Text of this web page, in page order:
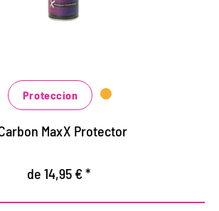
contra la suciedad
necesita aplicarse con menos
Proteccion
MaxX Protector
de 14,95 € *